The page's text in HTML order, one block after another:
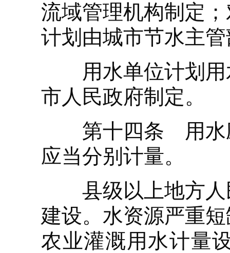
流域管理机构制定
计划由城市节水主
用水单位计划用
市人民政府制定。
第十四条 用水应
应当分别计量。
县级以上地方人
建设。水资源严重
农业灌溉用水计量